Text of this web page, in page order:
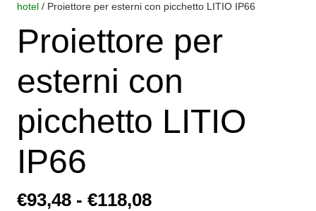
hotel / Proiettore per esterni con picchetto LITIO IP66
Proiettore per
esterni con
picchetto LITIO
IP66
€93,48 - €118,08Fascia